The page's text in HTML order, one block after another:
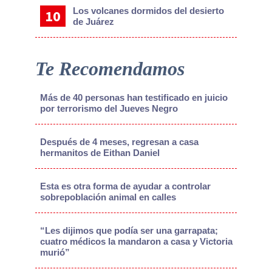
Los volcanes dormidos del desierto
de Juárez
Te Recomendamos
Más de 40 personas han testificado en juicio
por terrorismo del Jueves Negro
Después de 4 meses, regresan a casa
hermanitos de Eithan Daniel
Esta es otra forma de ayudar a controlar
sobrepoblación animal en calles
“Les dijimos que podía ser una garrapata;
cuatro médicos la mandaron a casa y Victoria
murió”